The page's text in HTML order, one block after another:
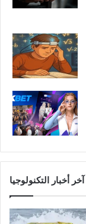
آخر أخبار التكنولوجيا